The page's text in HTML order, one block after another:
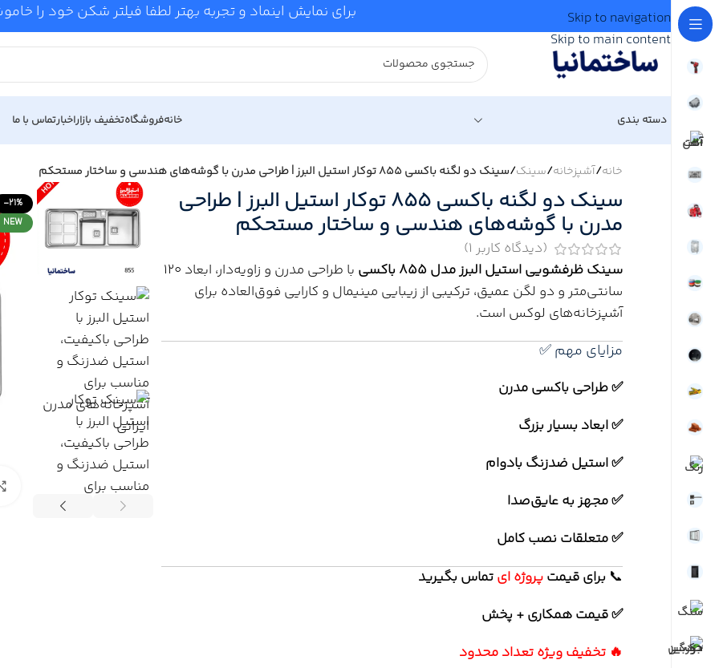
Skip to navigation
Skip to main content
برای نمایش اینماد و تجربه بهتر لطفا فیلتر شکن خود را
دسته بندی خانهفروشگاهتخفیف بازاراخبارتماس با ما
خانه/آشپزخانه/سینک/سینک دو لگنه باکسی 855 توکار استیل البرز | طراحی مدرن با گوشه‌های هندسی و ساختار مستحکم
-21%
NEW
سینک دو لگنه باکسی 855 توکار استیل البرز | طراحی
مدرن با گوشه‌های هندسی و ساختار مستحکم
(دیدگاه کاربر 1
)
سینک ظرفشویی استیل البرز مدل 855 باکسی
با طراحی مدرن و زاویه‌دار، ابعاد ۱۲۰
سانتی‌متر و دو لگن عمیق، ترکیبی از زیبایی مینیمال و کارایی فوق‌العاده برای
آشپزخانه‌های لوکس است.
مزایای مهم ✅
✅ طراحی باکسی مدرن
✅ ابعاد بسیار بزرگ
✅ استیل ضدزنگ بادوام
✅ مجهز به عایق‌صدا
✅ متعلقات نصب کامل
📞 برایقیمتپروژه ایتماس بگیرید
✅ قیمت همکاری + پخش
🔥 تخفیف ویژه تعداد محدود